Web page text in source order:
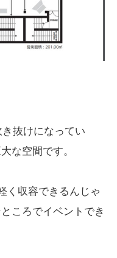
抜けになってい
な空間です。
く収容できるんじゃ
ころでイベントでき